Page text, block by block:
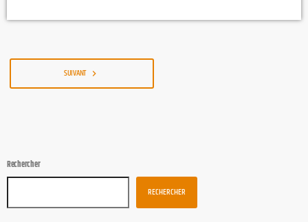
6 000 m² de bâtiments de l'entreprise caladoise SBTN. M.L
SUIVANT navigate_next
Rechercher
RECHERCHER